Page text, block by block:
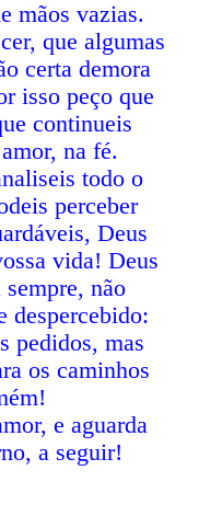
mãos vazias.
que algumas
certa demora
isso peço que
continueis
na fé.
todo o
perceber
Deus
vida! Deus
não
despercebido:
pedidos, mas
os caminhos
e aguarda
a seguir!